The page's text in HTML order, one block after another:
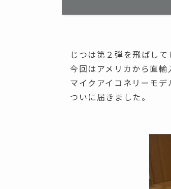
じつは第２弾を飛ばし
今回はアメリカから直
マイクアイコネリーモ
ついに届きました。